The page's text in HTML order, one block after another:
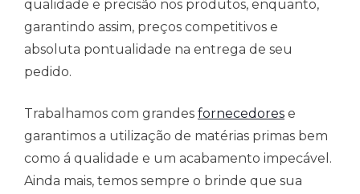
qualidade e precisão nos produtos, enquanto,
garantindo assim, preços competitivos e
absoluta pontualidade na entrega de seu
pedido.
Trabalhamos com grandes fornecedores e
garantimos a utilização de matérias primas bem
como á qualidade e um acabamento impecável.
Ainda mais, temos sempre o brinde que sua